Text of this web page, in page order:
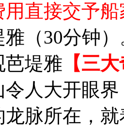
用直接交予船
（30分钟）
芭堤雅 【三
令人大开眼
龙脉所在，